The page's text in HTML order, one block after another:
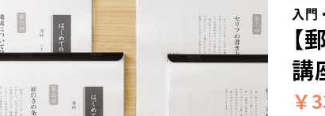
入門
【
講
￥